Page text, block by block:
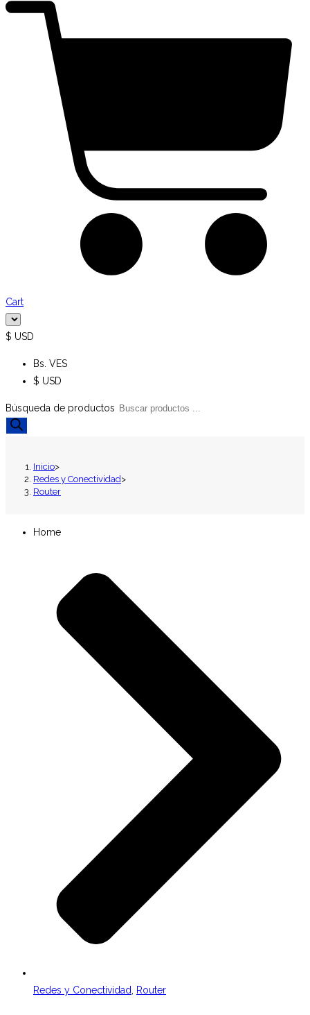
Cart
$ USD
Bs. VES
$ USD
Búsqueda de productos
Inicio>
Redes y Conectividad>
Router
Home
Redes y Conectividad, Router